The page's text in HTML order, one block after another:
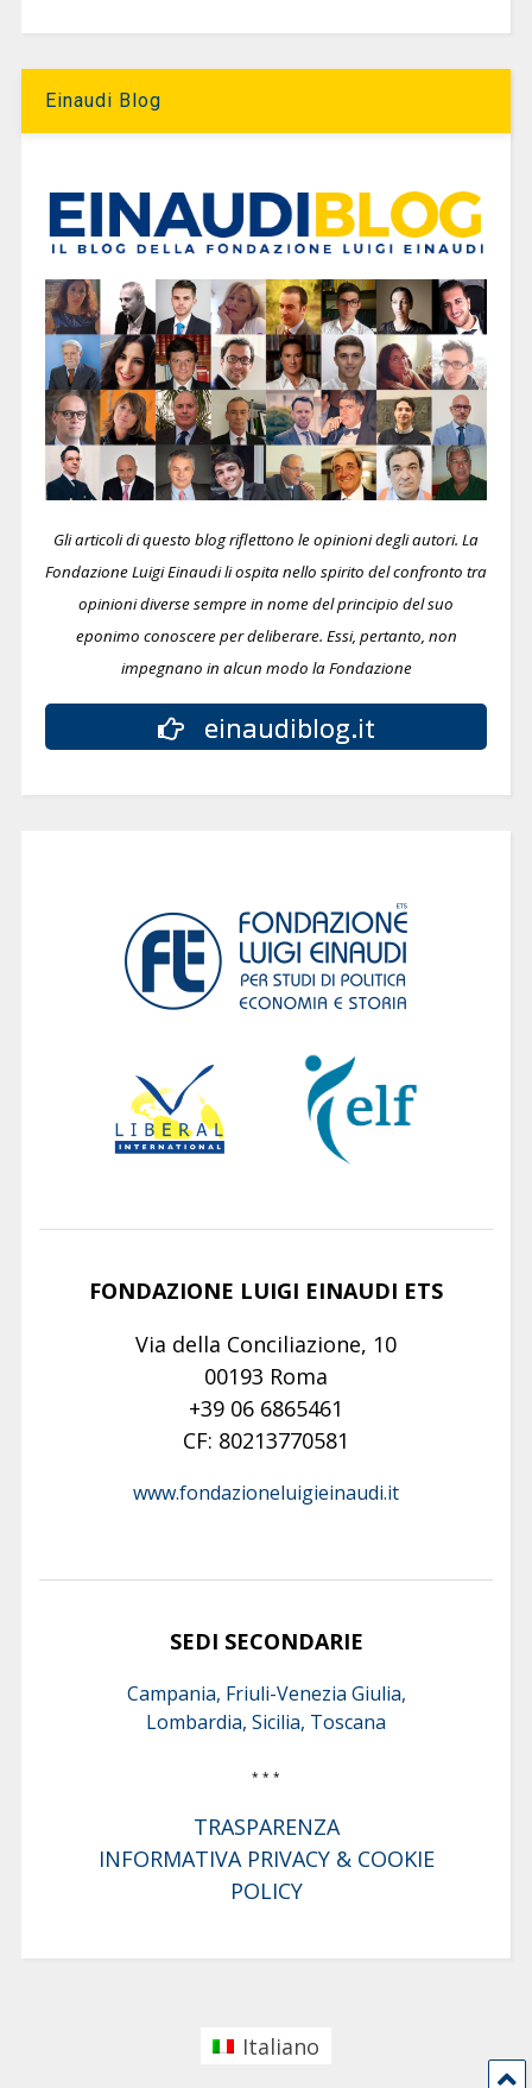
Einaudi Blog
Gli articoli di questo blog riflettono le opinioni degli autori. La
Fondazione Luigi Einaudi li ospita nello spirito del confronto tra
opinioni diverse sempre in nome del principio del suo
eponimo conoscere per deliberare. Essi, pertanto, non
impegnano in alcun modo la Fondazione
einaudiblog.it
FONDAZIONE LUIGI EINAUDI ETS
Via della Conciliazione, 10
00193 Roma
+39 06 6865461
CF: 80213770581
www.fondazioneluigieinaudi.it
SEDI SECONDARIE
Campania, Friuli-Venezia Giulia,
Lombardia, Sicilia, Toscana
* * *
TRASPARENZA
INFORMATIVA PRIVACY & COOKIE
POLICY
Italiano